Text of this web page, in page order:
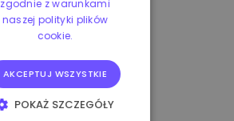
zgodnie z warunkami
naszej polityki plików
cookie.
AKCEPTUJ WSZYSTKIE
POKAŻ SZCZEGÓŁY